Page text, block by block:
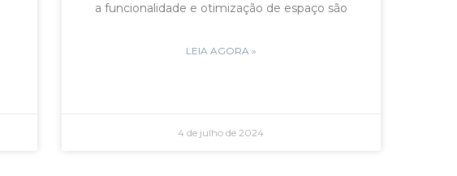
a funcionalidade e otimização de espaço são
LEIA AGORA »
4 de julho de 2024